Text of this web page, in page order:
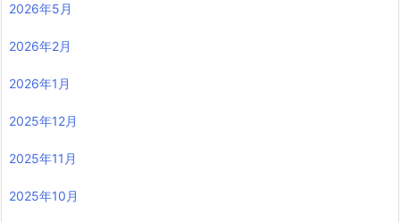
2026年5月
2026年2月
2026年1月
2025年12月
2025年11月
2025年10月